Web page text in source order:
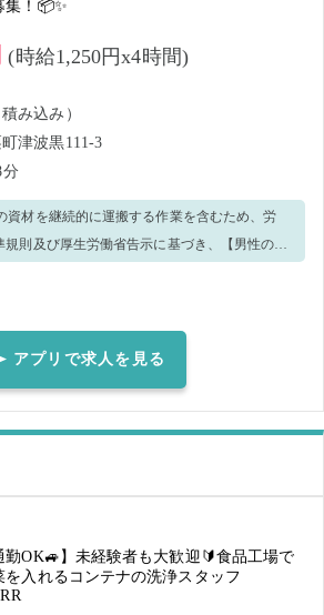
集！📦✨
(時給1,250円x4時間)
み込み）
津波黒111-3
分
資材を継続的に運搬する作業を含むため、労
規則及び厚生労働省告示に基づき、【男性の
！ ・クールタイム休憩が1時間に1回5分あ
で、就業カウントするものですので、安心
ください。 ※クールタイム休憩は熱中症対
）が28℃以上の場合に適用されます。該当
れませんのでご注意ください。 ・夏場は空調
す） 【🪑主なお仕事内容🪑】
ろし（デバンニング） ・商品の仕分け ※慣れ
任せする可能性もありますが、簡単なお仕事
い♪ ※20kg以上の商品がメインとなりますの
力に自信のある方のご応募をお待ちしており
アプリで求人を見る
勤OK🚙】未経験者も大歓迎🔰食品工場で
を入れるコンテナの洗浄スタッフ